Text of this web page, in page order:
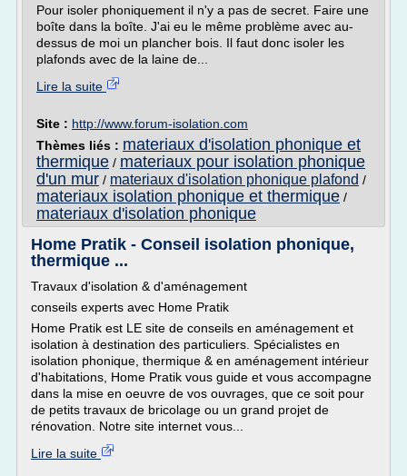
Pour isoler phoniquement il n'y a pas de secret. Faire une
boîte dans la boîte. J'ai eu le même problème avec au-
dessus de moi un plancher bois. Il faut donc isoler les
plafonds avec de la laine de...
Lire la suite
Site : http://www.forum-isolation.com
Thèmes liés : materiaux d'isolation phonique et
thermique / materiaux pour isolation phonique
d'un mur / materiaux d'isolation phonique plafond /
materiaux isolation phonique et thermique /
materiaux d'isolation phonique
Home Pratik - Conseil isolation phonique,
thermique ...
Travaux d'isolation & d'aménagement
conseils experts avec Home Pratik
Home Pratik est LE site de conseils en aménagement et
isolation à destination des particuliers. Spécialistes en
isolation phonique, thermique & en aménagement intérieur
d'habitations, Home Pratik vous guide et vous accompagne
dans la mise en oeuvre de vos ouvrages, que ce soit pour
de petits travaux de bricolage ou un grand projet de
rénovation. Notre site internet vous...
Lire la suite